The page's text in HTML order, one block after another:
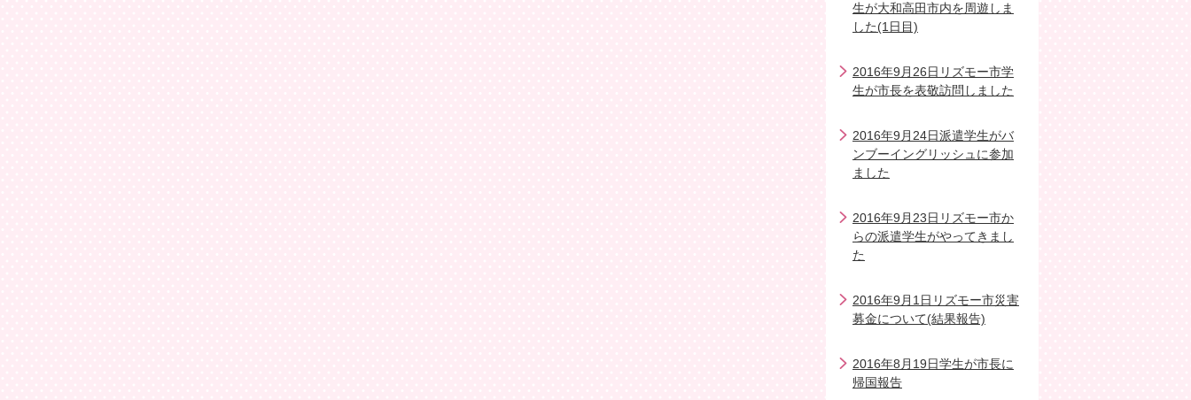
生が大和高田市内を周遊しま
した(1日目)
2016年9月26日リズモー市学
生が市長を表敬訪問しました
2016年9月24日派遣学生がバ
ンブーイングリッシュに参加
ました
2016年9月23日リズモー市か
らの派遣学生がやってきまし
た
2016年9月1日リズモー市災害
募金について(結果報告)
2016年8月19日学生が市長に
帰国報告